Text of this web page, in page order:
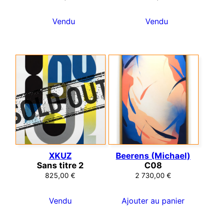
Vendu Vendu
XKUZ
Sans titre 2
825,00 €
Vendu
Beerens (Michael)
C08
2 730,00 €
Ajouter au panier